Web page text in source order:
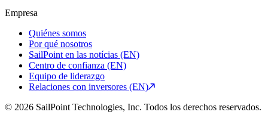
Empresa
Quiénes somos
Por qué nosotros
SailPoint en las notícias (EN)
Centro de confianza (EN)
Equipo de liderazgo
Relaciones con inversores (EN)
© 2026 SailPoint Technologies, Inc. Todos los derechos reservados.